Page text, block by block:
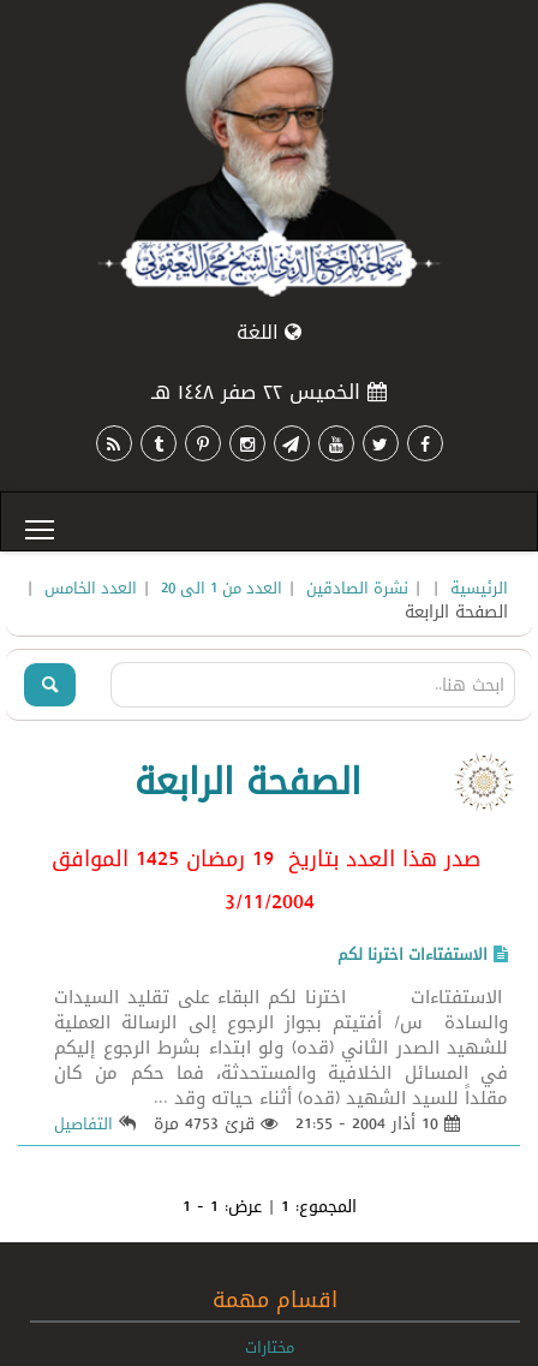
اللغة
الخميس ٢٢ صفر ١٤٤٨ هـ
الرئيسية |
| نشرة الصادقين | العدد من 1 الى 20 | العدد الخامس |
الصفحة الرابعة
الصفحة الرابعة
صدر هذا العدد بتاريخ 19 رمضان 1425 الموافق
3/11/2004
الاستفتاءات اخترنا لكم
الاستفتاءات اخترنا لكم البقاء على تقليد السيدات
والسادة س/ أفتيتم بجواز الرجوع إلى الرسالة العملية
للشهيد الصدر الثاني (قده) ولو ابتداء بشرط الرجوع إليكم
في المسائل الخلافية والمستحدثة، فما حكم من كان
مقلداً للسيد الشهيد (قده) أثناء حياته وقد ...
قرئ 4753 مرة التفاصيل
المجموع: 1 | عرض: 1 - 1
اقسام مهمة
مختارات